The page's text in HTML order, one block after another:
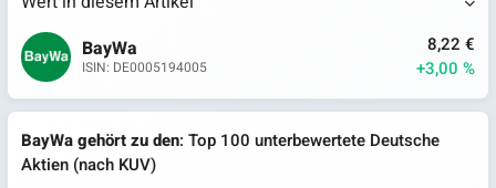
BayWa
ISIN: DE0005194005
8,22 €
+3,00 %
BayWa gehört zu den: Top 100 unterbewertete Deutsche
Aktien (nach KUV)